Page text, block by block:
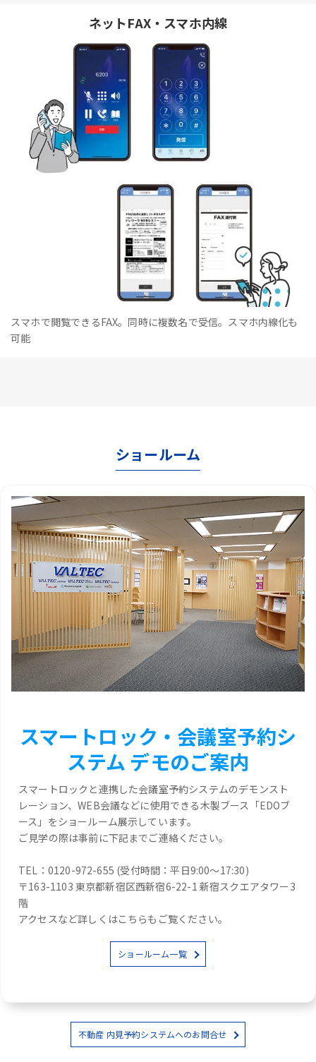
ネットFAX・スマホ内線
スマホで閲覧できるFAX。同時に複数名で受信。スマホ内線化も
可能
ショールーム
スマートロック・会議室予約シ
ステム デモのご案内
スマートロックと連携した会議室予約システムのデモンスト
レーション、WEB会議などに使用できる木製ブース「EDOブ
ース」をショールーム展示しています。
ご見学の際は事前に下記までご連絡ください。
TEL：0120-972-655 (受付時間：平日9:00～17:30)
〒163-1103 東京都新宿区西新宿6-22-1 新宿スクエアタワー3
階
アクセスなど詳しくはこちらもご覧ください。
ショールーム一覧
不動産 内見予約システムへのお問合せ